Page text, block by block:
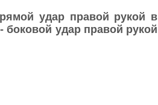
удар правой рукой в
боковой удар правой рукой